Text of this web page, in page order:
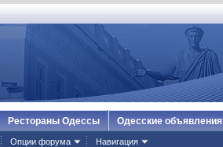
Опции форума Навигация
Рестораны Одессы Одесские объявления